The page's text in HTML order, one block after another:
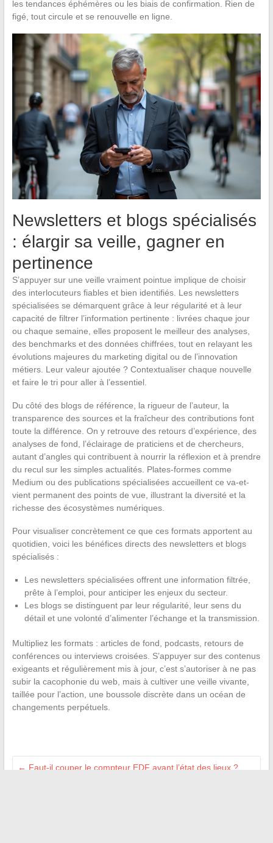
les tendances éphémères ou les biais de confirmation. Rien de
figé, tout circule et se renouvelle en ligne.
Newsletters et blogs spécialisés
: élargir sa veille, gagner en
pertinence
S’appuyer sur une veille vraiment pointue implique de choisir
des interlocuteurs fiables et bien identifiés. Les newsletters
spécialisées se démarquent grâce à leur régularité et à leur
capacité de filtrer l’information pertinente : livrées chaque jour
ou chaque semaine, elles proposent le meilleur des analyses,
des benchmarks et des données chiffrées, tout en relayant les
évolutions majeures du marketing digital ou de l’innovation
métiers. Leur valeur ajoutée ? Contextualiser chaque nouvelle
et faire le tri pour aller à l’essentiel.
Du côté des blogs de référence, la rigueur de l’auteur, la
transparence des sources et la fraîcheur des contributions font
toute la différence. On y retrouve des retours d’expérience, des
analyses de fond, l’éclairage de praticiens et de chercheurs,
autant d’angles qui contribuent à nourrir la réflexion et à prendre
du recul sur les simples actualités. Plates-formes comme
Medium ou des publications spécialisées accueillent ce va-et-
vient permanent des points de vue, illustrant la diversité et la
richesse des écosystèmes numériques.
Pour visualiser concrètement ce que ces formats apportent au
quotidien, voici les bénéfices directs des newsletters et blogs
spécialisés :
Les newsletters spécialisées offrent une information filtrée,
prête à l’emploi, pour anticiper les enjeux du secteur.
Les blogs se distinguent par leur régularité, leur sens du
détail et une volonté d’alimenter l’échange et la transmission.
Multipliez les formats : articles de fond, podcasts, retours de
conférences ou interviews croisées. S’appuyer sur des contenus
exigeants et régulièrement mis à jour, c’est s’autoriser à ne pas
subir la cacophonie du web, mais à cultiver une veille vivante,
taillée pour l’action, une boussole discrète dans un océan de
changements perpétuels.
← Faut-il couper le compteur EDF avant l’état des lieux ?